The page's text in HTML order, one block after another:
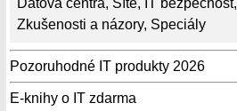
Datová centra, Sítě, IT bezpečnost,
Zkušenosti a názory, Speciály
Pozoruhodné IT produkty 2026
E-knihy o IT zdarma